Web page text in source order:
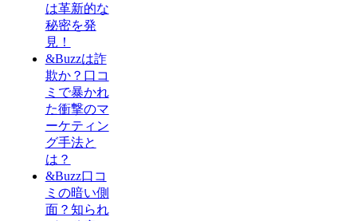
は革新的な
秘密を発
見！
&Buzzは詐
欺か？口コ
ミで暴かれ
た衝撃のマ
ーケティン
グ手法と
は？
&Buzz口コ
ミの暗い側
面？知られ